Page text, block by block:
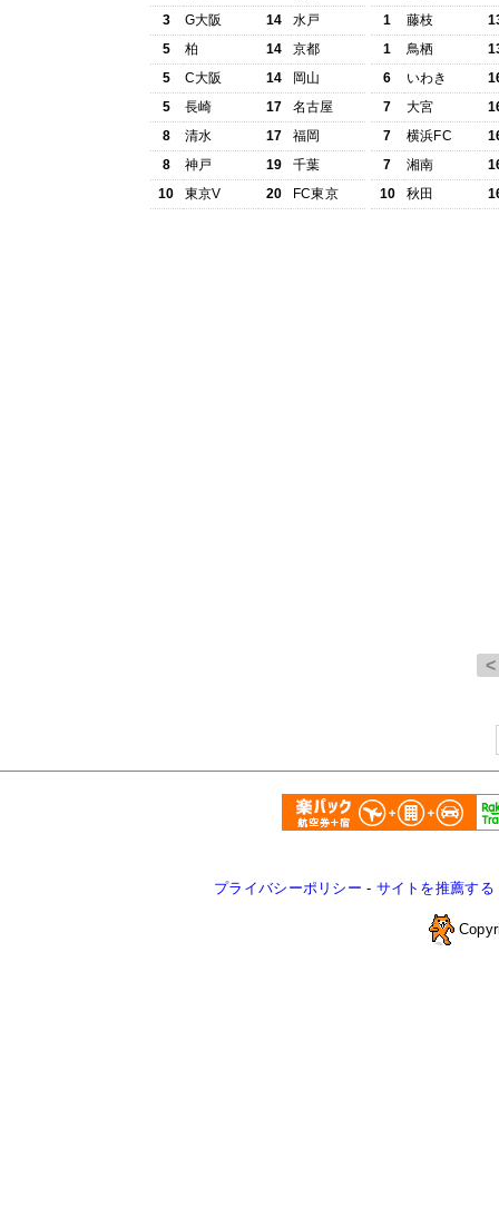
3
G大阪 14
水戸
5
柏 14
京都
5
C大阪 14
岡山
5
長崎 17
名古屋
8
清水 17
福岡
8
神戸 19
千葉
10
東京V 20 FC東京
1
藤枝
1
鳥栖
6
いわき
7
大宮
7
横浜FC
7
湘南
10
秋田
プライバシーポリシー - サイトを推薦する